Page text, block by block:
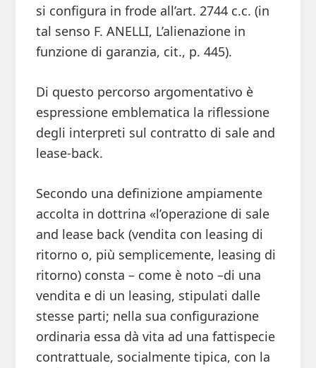
si configura in frode all’art. 2744 c.c. (in
tal senso F. ANELLI, L’alienazione in
funzione di garanzia, cit., p. 445).
Di questo percorso argomentativo è
espressione emblematica la riflessione
degli interpreti sul contratto di sale and
lease-back.
Secondo una definizione ampiamente
accolta in dottrina «l’operazione di sale
and lease back (vendita con leasing di
ritorno o, più semplicemente, leasing di
ritorno) consta – come è noto –di una
vendita e di un leasing, stipulati dalle
stesse parti; nella sua configurazione
ordinaria essa dà vita ad una fattispecie
contrattuale, socialmente tipica, con la